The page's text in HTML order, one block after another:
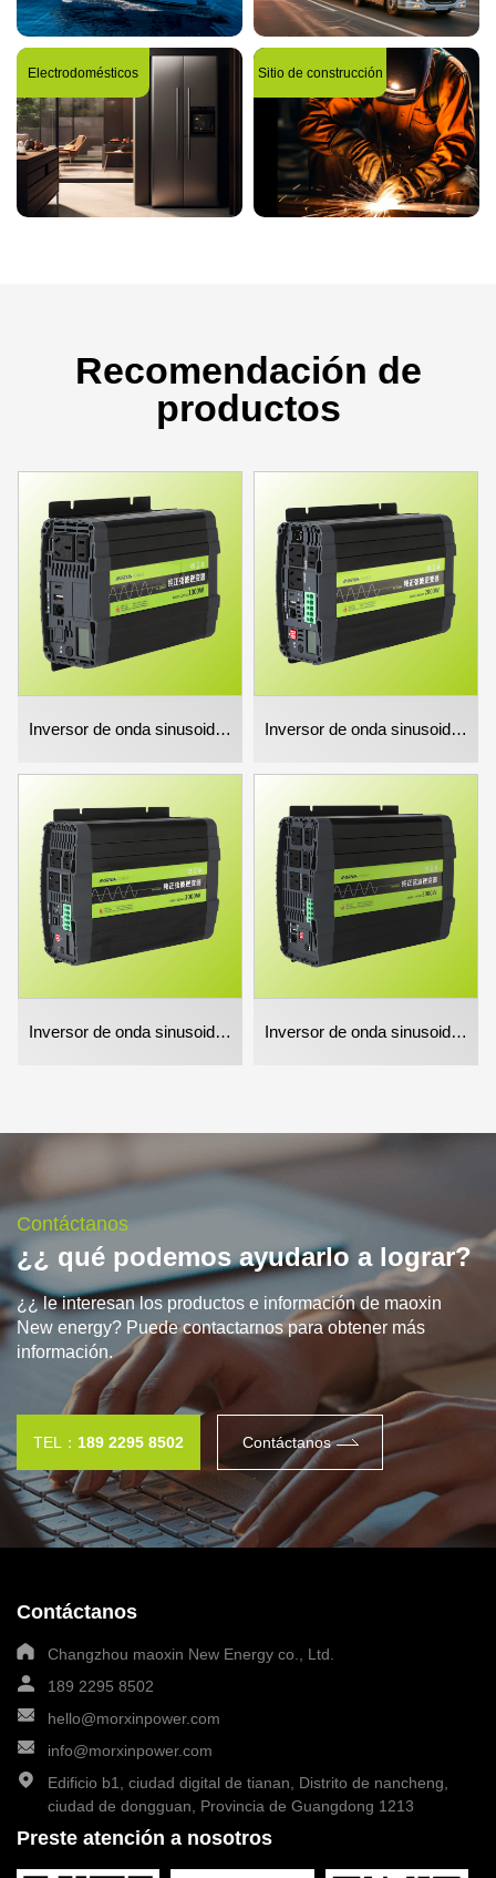
Datos de contacto: 189 2295 8502
Dirección: Edificio b1, ciudad digital de tianan, Distrito de
Electrodomésticos Sitio de construcción
Recomendación de
productos
Inversor de onda sinusoidal pura de 1000w Inversor de onda sinusoidal pura 2000w
Inversor de onda sinusoidal pura 3000w Inversor de onda sinusoidal pura de 5000w
Contáctanos
¿¿ qué podemos ayudarlo a lograr?
¿¿ le interesan los productos e información de maoxin
New energy? Puede contactarnos para obtener más
información.
TEL： 189 2295 8502 Contáctanos
Contáctanos
Changzhou maoxin New Energy co., Ltd.
189 2295 8502
hello@morxinpower.com
info@morxinpower.com
Edificio b1, ciudad digital de tianan, Distrito de nancheng,
ciudad de dongguan, Provincia de Guangdong 1213
Preste atención a nosotros